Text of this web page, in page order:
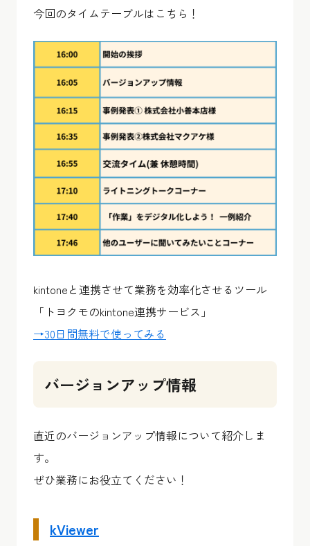
今回のタイムテーブルはこちら！
kintoneと連携させて業務を効率化させるツール
「トヨクモのkintone連携サービス」
→30日間無料で使ってみる
バージョンアップ情報
直近のバージョンアップ情報について紹介しま
す。
ぜひ業務にお役立てください！
kViewer